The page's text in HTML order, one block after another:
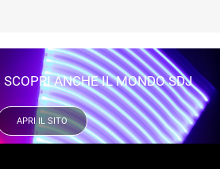
SCOPRI ANCHE IL MONDO SDJ
APRI IL SITO